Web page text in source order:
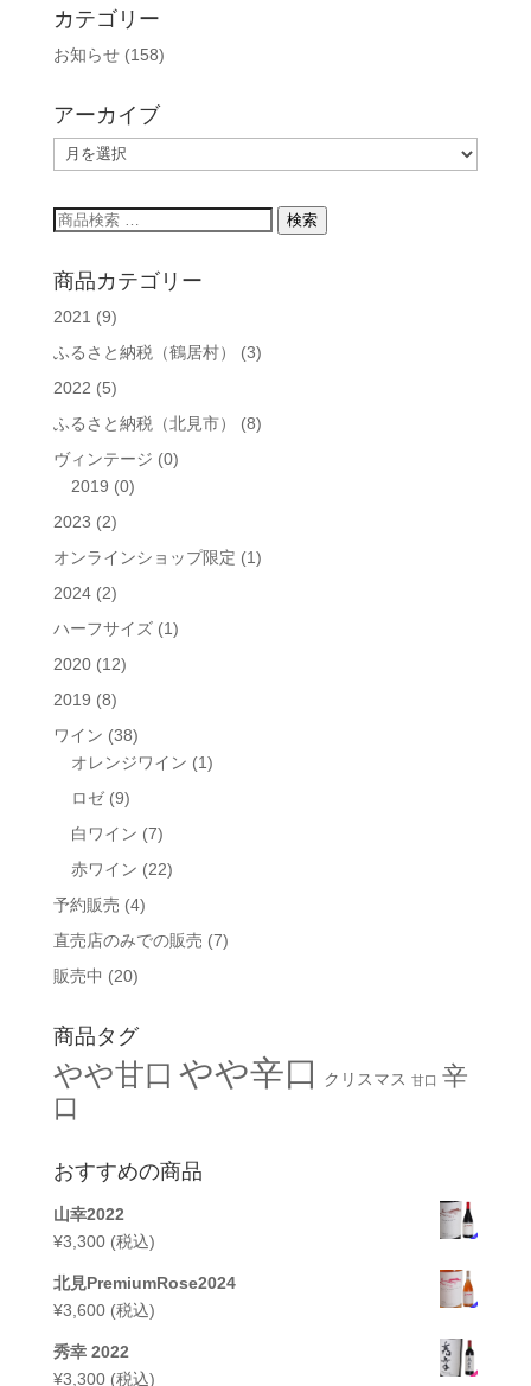
カテゴリー
お知らせ(158)
アーカイブ
ー
カ
イ
検
対
検索
商品カテゴリー
2021 (9)
ふるさと納税（鶴居村）
(3)
2022 (5)
ふるさと納税（北見市）
(8)
ヴィンテージ (0)
2019 (0)
2023 (2)
オンラインショップ限定 (1)
2024 (2)
ハーフサイズ (1)
2020 (12)
2019 (8)
ワイン (38)
オレンジワイン (1)
ロゼ (9)
白ワイン (7)
赤ワイン (22)
予約販売 (4)
直売店のみでの販売 (7)
販売中 (20)
商品タグ
やや甘口 やや辛口 クリスマス 甘口 辛
口
おすすめの商品
山幸2022
¥3,300 (税込)
北見PremiumRose2024
¥3,600 (税込)
秀幸 2022
¥3,300 (税込)